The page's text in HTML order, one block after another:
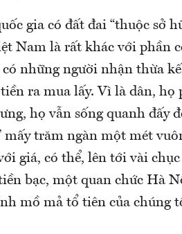
gia có đất đai “thuộc sở
Nam là rất khác với phần
có những người nhận thừa
ra mua lấy. Vì là dân, họ
họ vẫn sống quanh đấy
mấy trăm ngàn một mét
với giá, có thể, lên tới vài
bạc, một quan chức Hà
mồ mả tổ tiên của chúng